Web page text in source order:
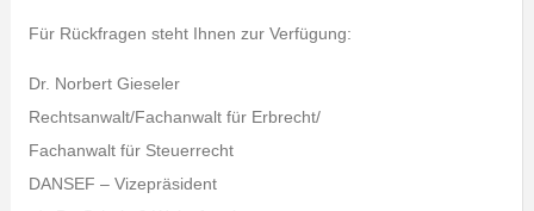
Für Rückfragen steht Ihnen zur Verfügung:
Dr. Norbert Gieseler
Rechtsanwalt/Fachanwalt für Erbrecht/
Fachanwalt für Steuerrecht
DANSEF – Vizepräsident